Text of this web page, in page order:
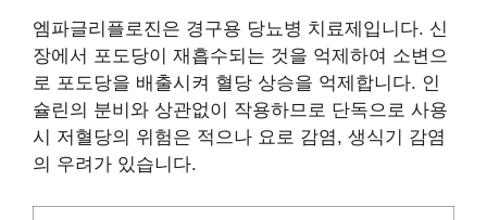
엠파글리플로진은 경구용 당뇨병 치료제입니다. 신
장에서 포도당이 재흡수되는 것을 억제하여 소변으
로 포도당을 배출시켜 혈당 상승을 억제합니다. 인
슐린의 분비와 상관없이 작용하므로 단독으로 사용
시 저혈당의 위험은 적으나 요로 감염, 생식기 감염
의 우려가 있습니다.